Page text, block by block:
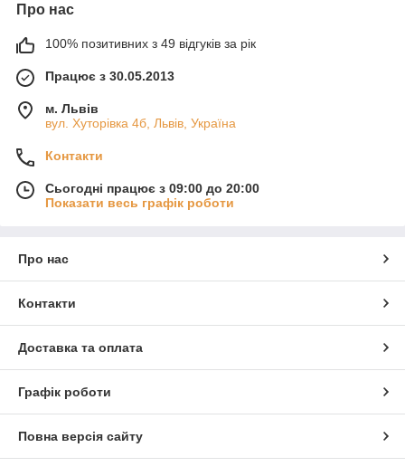
Про нас
100% позитивних з 49 відгуків за рік
Працює з 30.05.2013
м. Львів
вул. Хуторівка 4б, Львів, Україна
Контакти
Сьогодні працює з 09:00 до 20:00
Показати весь графік роботи
Про нас
Контакти
Доставка та оплата
Графік роботи
Повна версія сайту